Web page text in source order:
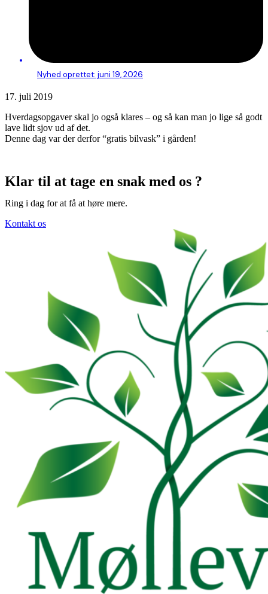
Nyhed oprettet: juni 19, 2026
17. juli 2019
Hverdagsopgaver skal jo også klares – og så kan man jo lige så godt
lave lidt sjov ud af det.
Denne dag var der derfor “gratis bilvask” i gården!
Klar til at tage en snak med os ?
Ring i dag for at få at høre mere.
Kontakt os